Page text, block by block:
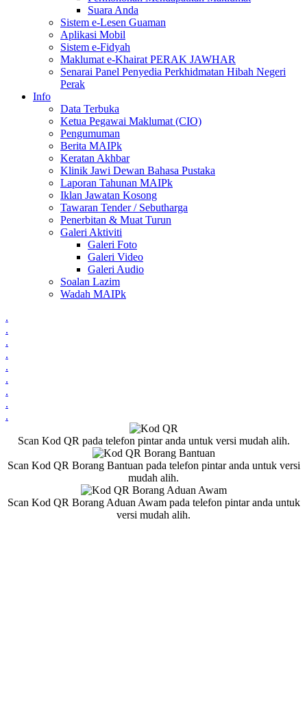
Suara Anda
Sistem e-Lesen Guaman
Aplikasi Mobil
Sistem e-Fidyah
Maklumat e-Khairat PERAK JAWHAR
Senarai Panel Penyedia Perkhidmatan Hibah Negeri
Perak
Info
Data Terbuka
Ketua Pegawai Maklumat (CIO)
Pengumuman
Berita MAIPk
Keratan Akhbar
Klinik Jawi Dewan Bahasa Pustaka
Laporan Tahunan MAIPk
Iklan Jawatan Kosong
Tawaran Tender / Sebutharga
Penerbitan & Muat Turun
Galeri Aktiviti
Galeri Foto
Galeri Video
Galeri Audio
Soalan Lazim
Wadah MAIPk
.
.
.
.
.
.
.
.
.
Scan Kod QR pada telefon pintar anda untuk versi mudah alih.
Scan Kod QR Borang Bantuan pada telefon pintar anda untuk versi
mudah alih.
Scan Kod QR Borang Aduan Awam pada telefon pintar anda untuk
versi mudah alih.